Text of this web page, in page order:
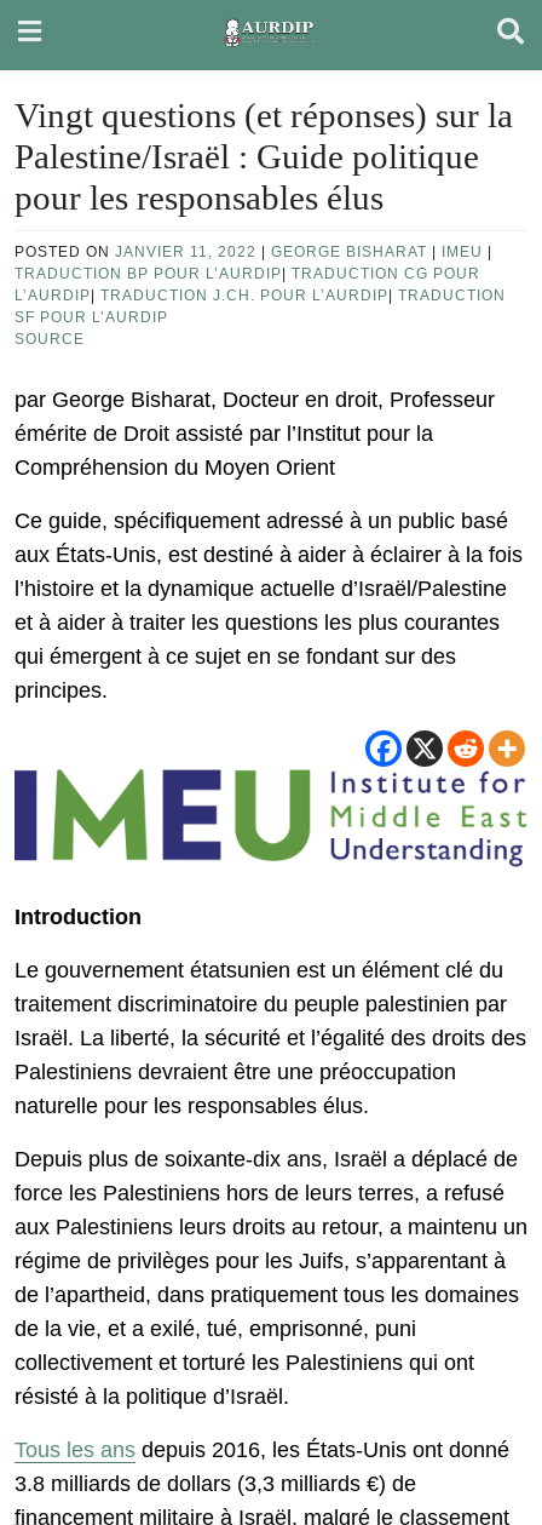
content
Vingt questions (et réponses) sur la
Palestine/Israël : Guide politique
pour les responsables élus
POSTED ON JANVIER 11, 2022 GEORGE BISHARAT IMEU
TRADUCTION BP POUR L’AURDIP
TRADUCTION CG POUR
L’AURDIP
TRADUCTION J.CH. POUR L’AURDIP
TRADUCTION
SF POUR L’AURDIP
SOURCE
par George Bisharat, Docteur en droit, Professeur
émérite de Droit assisté par l’Institut pour la
Compréhension du Moyen Orient
Ce guide, spécifiquement adressé à un public basé
aux États-Unis, est destiné à aider à éclairer à la fois
l’histoire et la dynamique actuelle d’Israël/Palestine
et à aider à traiter les questions les plus courantes
qui émergent à ce sujet en se fondant sur des
principes.
Introduction
Le gouvernement étatsunien est un élément clé du
traitement discriminatoire du peuple palestinien par
Israël. La liberté, la sécurité et l’égalité des droits des
Palestiniens devraient être une préoccupation
naturelle pour les responsables élus.
Depuis plus de soixante-dix ans, Israël a déplacé de
force les Palestiniens hors de leurs terres, a refusé
aux Palestiniens leurs droits au retour, a maintenu un
régime de privilèges pour les Juifs, s’apparentant à
de l’apartheid, dans pratiquement tous les domaines
de la vie, et a exilé, tué, emprisonné, puni
collectivement et torturé les Palestiniens qui ont
résisté à la politique d’Israël.
Tous les ans depuis 2016, les États-Unis ont donné
3.8 milliards de dollars (3,3 milliards €) de
financement militaire à Israël, malgré le classement